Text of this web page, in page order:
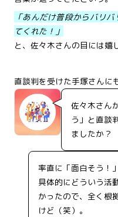
「あんだけ普段からバリ
てくれた！」
と、佐々木さんの目には嬉
直談判を受けた手塚さんに
佐々木さん
う」と直談
ましたか？
率直に「面白そう！
具体的にどういう活
かったので、全く根
けど（笑）。